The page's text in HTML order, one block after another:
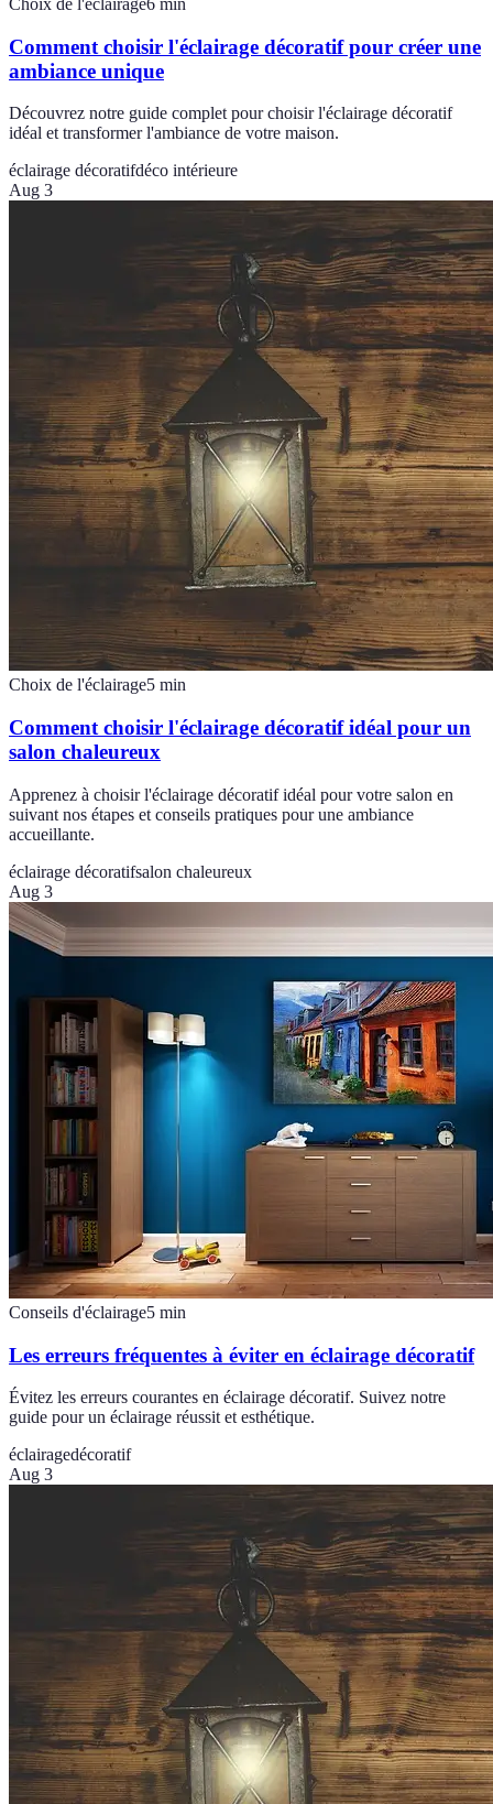
Choix de l'éclairage6 min
Comment choisir l'éclairage décoratif pour créer une
ambiance unique
Découvrez notre guide complet pour choisir l'éclairage décoratif
idéal et transformer l'ambiance de votre maison.
éclairage décoratifdéco intérieure
Aug 3
Choix de l'éclairage5 min
Comment choisir l'éclairage décoratif idéal pour un
salon chaleureux
Apprenez à choisir l'éclairage décoratif idéal pour votre salon en
suivant nos étapes et conseils pratiques pour une ambiance
accueillante.
éclairage décoratifsalon chaleureux
Aug 3
Conseils d'éclairage5 min
Les erreurs fréquentes à éviter en éclairage décoratif
Évitez les erreurs courantes en éclairage décoratif. Suivez notre
guide pour un éclairage réussit et esthétique.
éclairagedécoratif
Aug 3